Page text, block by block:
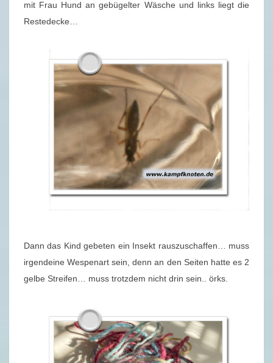
mit Frau Hund an gebügelter Wäsche und links liegt die
Restedecke…
Dann das Kind gebeten ein Insekt rauszuschaffen… muss
irgendeine Wespenart sein, denn an den Seiten hatte es 2
gelbe Streifen… muss trotzdem nicht drin sein.. örks.